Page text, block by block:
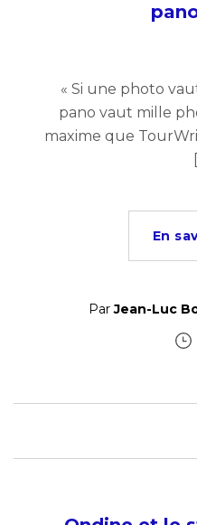
« Si une photo
pano vaut mille
maxime que
En
ParJean-Luc